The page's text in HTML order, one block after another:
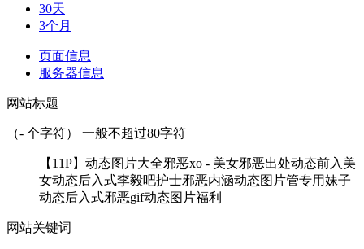
30天
3个月
页面信息
服务器信息
网站标题
（- 个字符） 一般不超过80字符
【11P】动态图片大全邪恶xo - 美女邪恶出处动态前入美
女动态后入式李毅吧护士邪恶内涵动态图片管专用妹子
动态后入式邪恶gif动态图片福利
网站关键词